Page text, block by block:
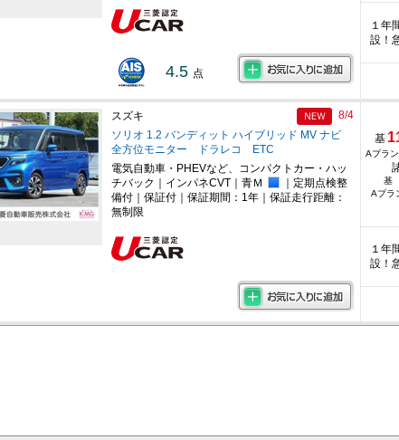
4.5 点
１年
設！
スズキ
ソリオ 1.2 バンディット ハイブリッド MV ナビ
全方位モニター ドラレコ ETC
8/4
電気自動車・PHEVなど、コンパクトカー・ハッ
チバック｜インパネCVT｜青Ｍ
｜定期点検整
備付｜保証付｜保証期間：1年｜保証走行距離：
無制限
基
Aプラ
基
Aプ
１年
設！